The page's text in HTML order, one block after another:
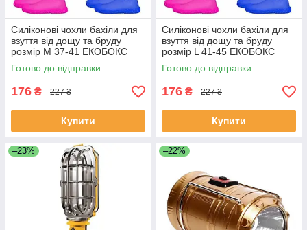
Силіконові чохли бахіли для
взуття від дощу та бруду
розмір M 37-41 ЕКОБОКС
Готово до відправки
176 ₴ 227 ₴
Купити
Силіконові чохли бахіли для
взуття від дощу та бруду
розмір L 41-45 ЕКОБОКС
Готово до відправки
176 ₴ 227 ₴
Купити
–23% –22%